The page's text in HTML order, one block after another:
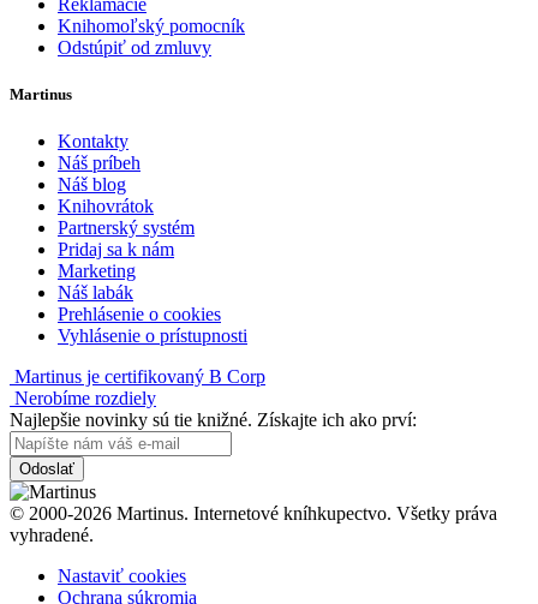
Knihomoľský pomocník
Odstúpiť od zmluvy
Martinus
Kontakty
Náš príbeh
Náš blog
Knihovrátok
Partnerský systém
Pridaj sa k nám
Marketing
Náš labák
Prehlásenie o cookies
Vyhlásenie o prístupnosti
Martinus je certifikovaný B Corp
Nerobíme rozdiely
Najlepšie novinky sú tie knižné. Získajte ich ako prví:
Odoslať
© 2000-2026 Martinus. Internetové kníhkupectvo. Všetky práva
vyhradené.
Nastaviť cookies
Ochrana súkromia